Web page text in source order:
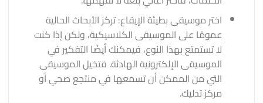
اختر موسيقى بطيئة الإيقاع: تركز الأبحاث الحالية
عمومًا على الموسيقى الكلاسيكية، ولكن إذا كنت
لا تستمتع بهذا النوع، فيمكنك أيضًا التفكير في
الموسيقى الإلكترونية الهادئة. فتخيل الموسيقى
التي من الممكن أن تسمعها في منتجع صحي أو
مركز تدليك.